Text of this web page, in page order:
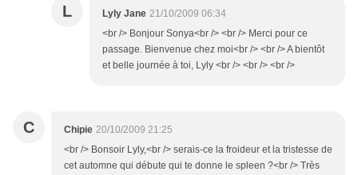
L Lyly Jane 21/10/2009 06:34
<br /> Bonjour Sonya<br /> <br /> Merci pour ce
passage. Bienvenue chez moi<br /> <br /> A bientôt
et belle journée à toi, Lyly <br /> <br /> <br />
C Chipie 20/10/2009 21:25
<br /> Bonsoir Lyly,<br /> serais-ce la froideur et la tristesse de
cet automne qui débute qui te donne le spleen ?<br /> Très